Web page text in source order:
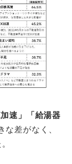
速」「給湯器
差がなく、